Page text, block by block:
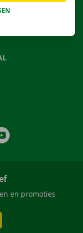
en promoties